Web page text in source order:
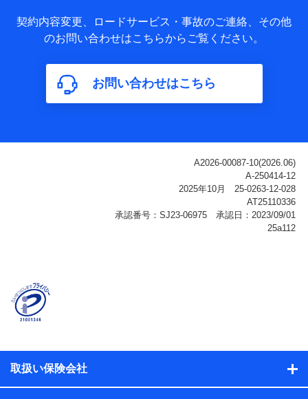
基本情報
氏名、電話番号、メールアドレス、お客さまの識別子、
属性、連絡先、dポイントサービスのご利用に関する情
構成、住所、dポイント残高、dポイント利用履歴などが
含まれます。
利用情報
ご契約状態・ご利用履歴インターネット利用時の行動に
関する情報、アプリケーション利用時の行動に関する情
報、購入されたサービスや商品の名称・購入場所・決済
に関する情報、アンケートの回答に関する情報などが含
名、住所、生年月日、性別、保険契約者と被保険者の関
係、保険加入の目的、保険商品の内容、保険料、保険料
のお支払方法、車のメーカーや走行距離などの情報、建
ル内容や送信履歴の情報及び保険の更改案内等を提供し
契約内容変更、ロードサービス・事故のご連絡、その他
のお問い合わせはこちらからご覧ください。
お問い合わせはこちら
取扱い保険会社